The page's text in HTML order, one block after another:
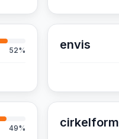
52% envis
49%